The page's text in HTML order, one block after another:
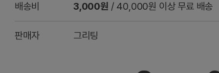
배송비 3,000원 / 40,000원 이상 무료 배송
판매자 그리팅